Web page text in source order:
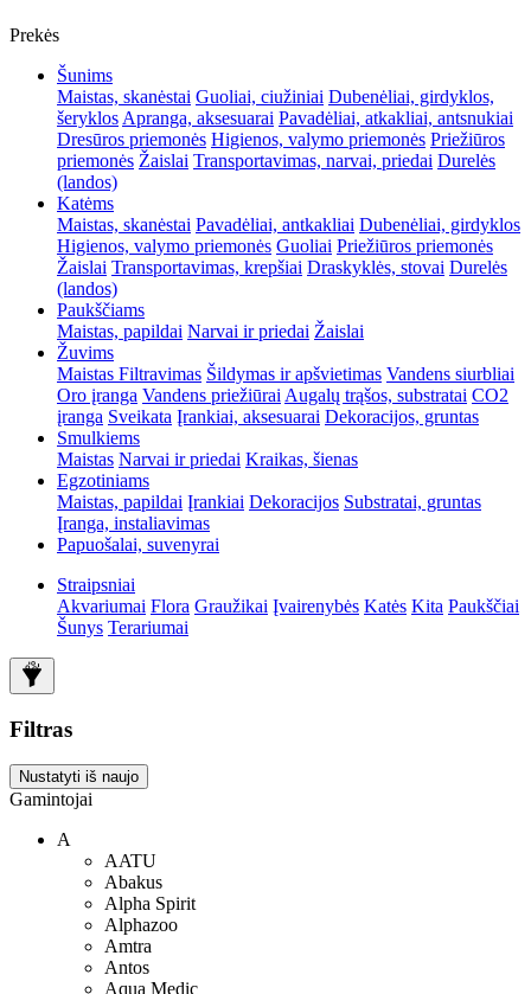
Prekės
Šunims
Maistas, skanėstai Guoliai, ciužiniai Dubenėliai, girdyklos,
šeryklos Apranga, aksesuarai Pavadėliai, atkakliai, antsnukiai
Dresūros priemonės Higienos, valymo priemonės Priežiūros
priemonės Žaislai Transportavimas, narvai, priedai Durelės
(landos)
Katėms
Maistas, skanėstai Pavadėliai, antkakliai Dubenėliai, girdyklos
Higienos, valymo priemonės Guoliai Priežiūros priemonės
Žaislai Transportavimas, krepšiai Draskyklės, stovai Durelės
(landos)
Paukščiams
Maistas, papildai Narvai ir priedai Žaislai
Žuvims
Maistas Filtravimas Šildymas ir apšvietimas Vandens siurbliai
Oro įranga Vandens priežiūrai Augalų trąšos, substratai CO2
įranga Sveikata Įrankiai, aksesuarai Dekoracijos, gruntas
Smulkiems
Maistas Narvai ir priedai Kraikas, šienas
Egzotiniams
Maistas, papildai Įrankiai Dekoracijos Substratai, gruntas
Įranga, instaliavimas
Papuošalai, suvenyrai
Straipsniai
Akvariumai Flora Graužikai Įvairenybės Katės Kita Paukščiai
Šunys Terariumai
Filtras
Nustatyti iš naujo
Gamintojai
A
AATU
Abakus
Alpha Spirit
Alphazoo
Amtra
Antos
Aqua Medic